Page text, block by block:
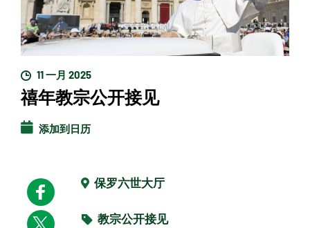
11 一月 2025
禧年教宗公开接见
添加到日历
保罗六世大厅
教宗公开接见